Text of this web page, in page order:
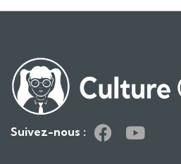
Suivez-nous :